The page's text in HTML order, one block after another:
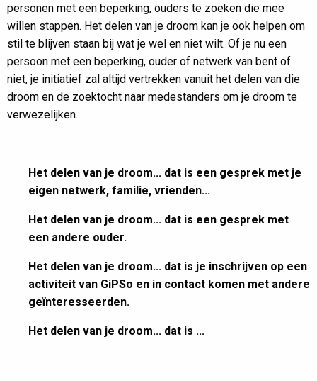
personen met een beperking, ouders te zoeken die mee
willen stappen. Het delen van je droom kan je ook helpen om
stil te blijven staan bij wat je wel en niet wilt. Of je nu een
persoon met een beperking, ouder of netwerk van bent of
niet, je initiatief zal altijd vertrekken vanuit het delen van die
droom en de zoektocht naar medestanders om je droom te
verwezelijken.
Het delen van je droom... dat is een gesprek met je
eigen netwerk, familie, vrienden...
Het delen van je droom... dat is een gesprek met
een andere ouder.
Het delen van je droom... dat is je inschrijven op een
activiteit van GiPSo en in contact komen met andere
geïnteresseerden.
Het delen van je droom... dat is ...